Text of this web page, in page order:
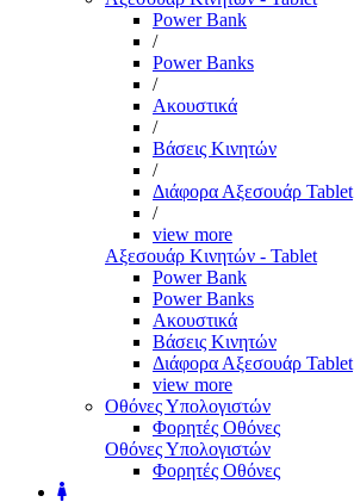
Power Bank
/
Power Banks
/
Ακουστικά
/
Βάσεις Κινητών
/
Διάφορα Αξεσουάρ Tablet
/
view more
Αξεσουάρ Κινητών - Tablet
Power Bank
Power Banks
Ακουστικά
Βάσεις Κινητών
Διάφορα Αξεσουάρ Tablet
view more
Οθόνες Υπολογιστών
Φορητές Οθόνες
Οθόνες Υπολογιστών
Φορητές Οθόνες